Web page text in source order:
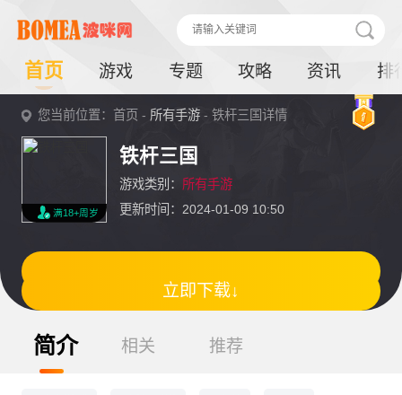
首页 游戏 专题 攻略 资讯 排
您当前位置：首页 - 所有手游 - 铁杆三国详情
满18+周岁
铁杆三国
游戏类别： 所有手游
更新时间：2024-01-09 10:50
立即下载↓
简介 相关 推荐